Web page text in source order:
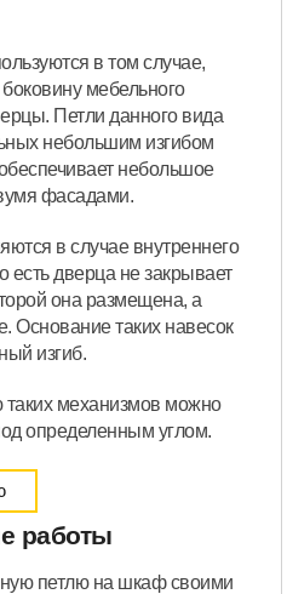
в том случае,
мебельного
Петли данного вида
небольшим изгибом
небольшое
фасадами.
в случае внутреннего
есть дверца не закрывает
она размещена, а
Основание таких навесок
изгиб.
механизмов можно
определенным углом.
работы
петлю на шкаф своими